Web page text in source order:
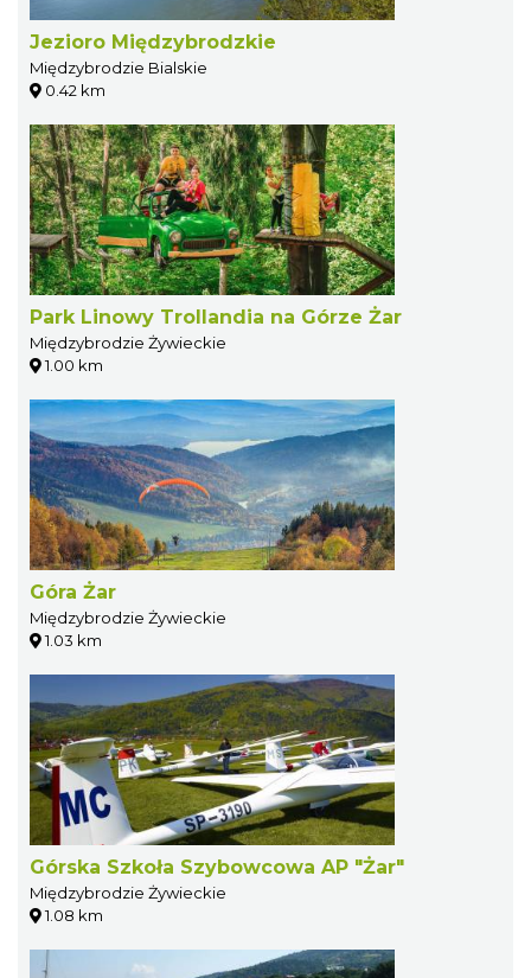
Jezioro Międzybrodzkie
Międzybrodzie Bialskie
0.42 km
Park Linowy Trollandia na Górze Żar
Międzybrodzie Żywieckie
1.00 km
Góra Żar
Międzybrodzie Żywieckie
1.03 km
Górska Szkoła Szybowcowa AP "Żar"
Międzybrodzie Żywieckie
1.08 km